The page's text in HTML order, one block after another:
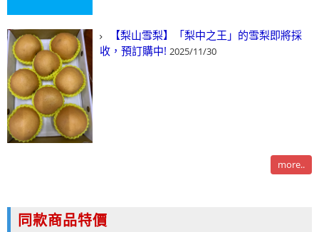
【梨山雪梨】「梨中之王」的雪梨即將採
收，預訂購中! 2025/11/30
more..
同款商品特價